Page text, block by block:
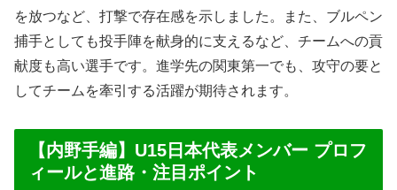
を放つなど、打撃で存在感を示しました。また、ブルペン
捕手としても投手陣を献身的に支えるなど、チームへの貢
献度も高い選手です。進学先の関東第一でも、攻守の要と
してチームを牽引する活躍が期待されます。
【内野手編】U15日本代表メンバー プロフ
ィールと進路・注目ポイント